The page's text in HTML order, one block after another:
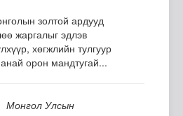
золтой ардууд
жаргалыг эдлэв
хөгжлийн тулгуур
орон мандтугай...
Монгол Улсын